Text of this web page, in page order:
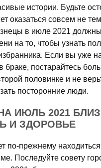
истории. Будьте
оказаться совсем не
в июле 2021
на то, чтобы узнать
Если вы уже
браке, постарайтесь
половинке и не
посторонние люди.
ИЮЛЬ 2021
И ЗДОРОВЬЕ
по-прежнему
Последуйте совету